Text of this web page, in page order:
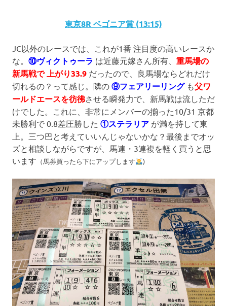
東京8R ベゴニア賞 (13:15)
JC以外のレースでは、これが1番 注目度の高いレースか
な。 ⑩ヴィクトゥーラ は近藤元嫁さん所有、 重馬場の
新馬戦で 上がり33.9 だったので、良馬場ならどれだけ
切れるの？って感じ。隣の ⑨フェアリーリングも父ワ
ールドエースを彷彿させる瞬発力で、新馬戦は流しただ
けでした。これに、非常にメンバーの揃った10/31 京都
未勝利で 0.8差圧勝した ①ステラリア が満を持して東
上。三つ巴と考えていいんじゃないかな？最後までオッ
ズと相談しながらですが、馬連・3連複を軽く買うと思
います （馬券買ったら下にアップします )